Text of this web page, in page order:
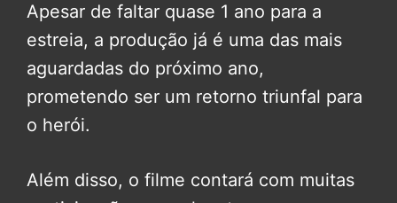
Apesar de faltar quase 1 ano para a
estreia, a produção já é uma das mais
aguardadas do próximo ano,
prometendo ser um retorno triunfal para
o herói.
Além disso, o filme contará com muitas